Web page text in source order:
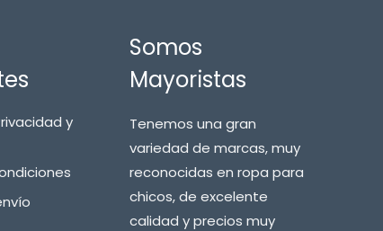
y
Somos
Mayoristas
Tenemos una gran
variedad de marcas, muy
reconocidas en ropa para
chicos, de excelente
calidad y precios muy